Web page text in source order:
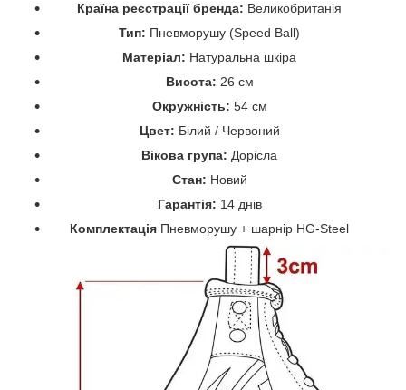
Країна реєстрації бренда: Великобританія
Тип: Пневморушу (Speed Ball)
Матеріал: Натуральна шкіра
Висота: 26 см
Окружність: 54 см
Цвет: Білий / Червоний
Вікова група: Дорісла
Стан: Новий
Гарантія: 14 днів
Комплектація Пневморушу + шарнір HG-Steel